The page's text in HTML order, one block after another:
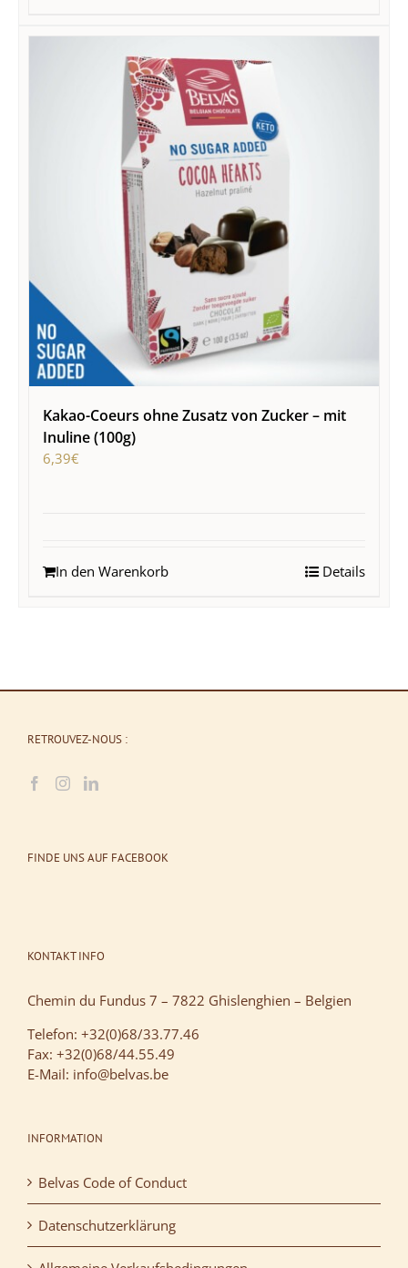
Kakao-Coeurs ohne Zusatz von Zucker – mit
Inuline (100g)
6,39€
In den Warenkorb Details
RETROUVEZ-NOUS :
FINDE UNS AUF FACEBOOK
KONTAKT INFO
Chemin du Fundus 7 – 7822 Ghislenghien – Belgien
Telefon: +32(0)68/33.77.46
Fax: +32(0)68/44.55.49
E-Mail: info@belvas.be
INFORMATION
Belvas Code of Conduct
Datenschutzerklärung